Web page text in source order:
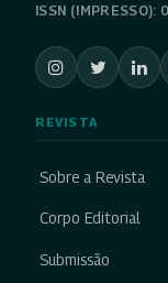
ISSN
REVISTA
Sobre a Revista
Corpo Editorial
Submissão